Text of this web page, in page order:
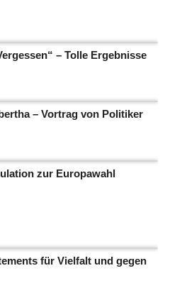
– Tolle Ergebnisse
– Vortrag von Politiker
zur Europawahl
für Vielfalt und gegen